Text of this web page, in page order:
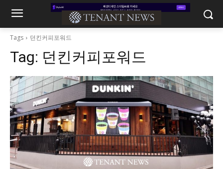
Tags 던킨커피포워드
Tag: 던킨커피포워드